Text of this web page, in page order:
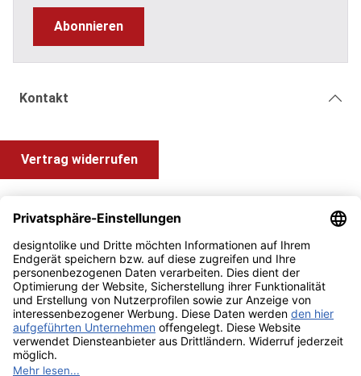
Abonnieren
Kontakt
Vertrag widerrufen
Information und Impressum
Zahlung & Versand